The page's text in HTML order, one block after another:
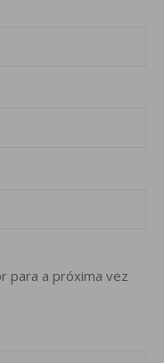
para a próxima vez